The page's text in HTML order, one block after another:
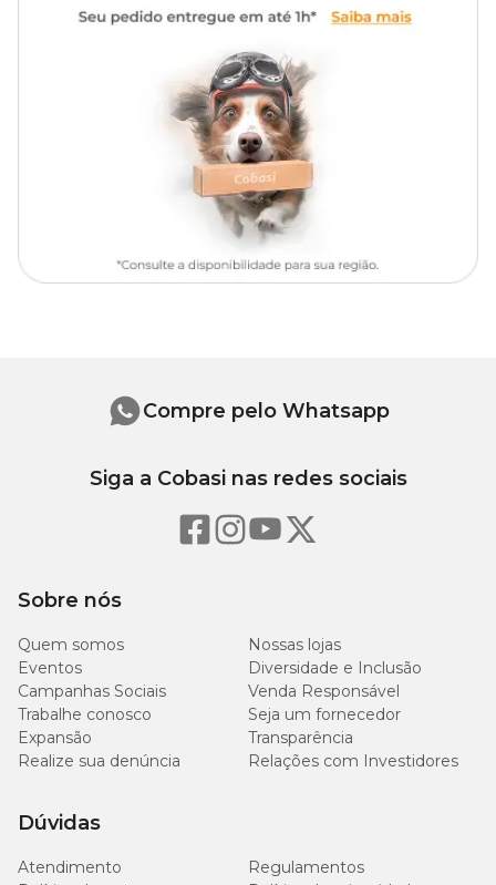
Cachorro
Tradicional
Nº 07 30 65 - 75
32
Um passeio com segurança e conforto é a melhor coisa para os
cães. Aqui na Cobasi, você encontra oPeitoral Nylon com preço
especial e diversas ofertas exclusivas. Aproveite!
Sobre nós
Quem somos
Nossas lojas
Eventos
Diversidade e Inclusão
Campanhas Sociais
Venda Responsável
Trabalhe conosco
Seja um fornecedor
Expansão
Transparência
Realize sua denúncia
Relações com Investidores
Dúvidas
Atendimento
Regulamentos
Compre pelo Whatsapp
Siga a Cobasi nas redes sociais